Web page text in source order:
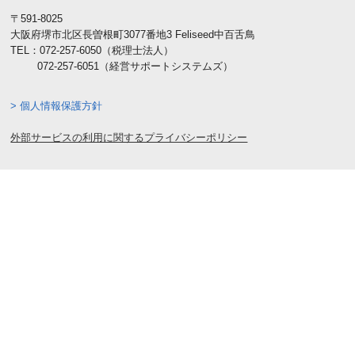
〒591-8025
大阪府堺市北区長曽根町3077番地3 Feliseed中百舌鳥
TEL：072-257-6050 （税理士法人）
072-257-6051 （経営サポートシステムズ）
> 個人情報保護方針
外部サービスの利用に関するプライバシーポリシー